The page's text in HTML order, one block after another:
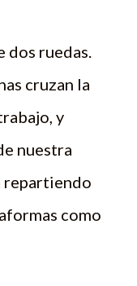
dos ruedas.
cruzan la
y
nuestra
repartiendo
como